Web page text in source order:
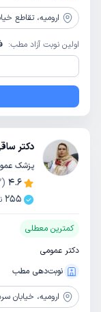
ارومیه،تقاطع
اولین نوبت آزاد مطب:
دکتر
پزشک
4.6
(
255
کمترین معطلی
دکتر عمومی
نوبت‌دهی مطب
ارومیه، خیابان